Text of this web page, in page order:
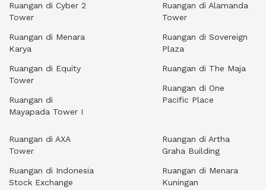
Ruangan di Cyber 2
Tower
Ruangan di Menara
Karya
Ruangan di Equity
Tower
Ruangan di
Mayapada Tower I
Ruangan di Alamanda
Tower
Ruangan di Sovereign
Plaza
Ruangan di The Maja
Ruangan di One
Pacific Place
Ruangan di AXA
Tower
Ruangan di Indonesia
Stock Exchange
Ruangan di Artha
Graha Building
Ruangan di Menara
Kuningan